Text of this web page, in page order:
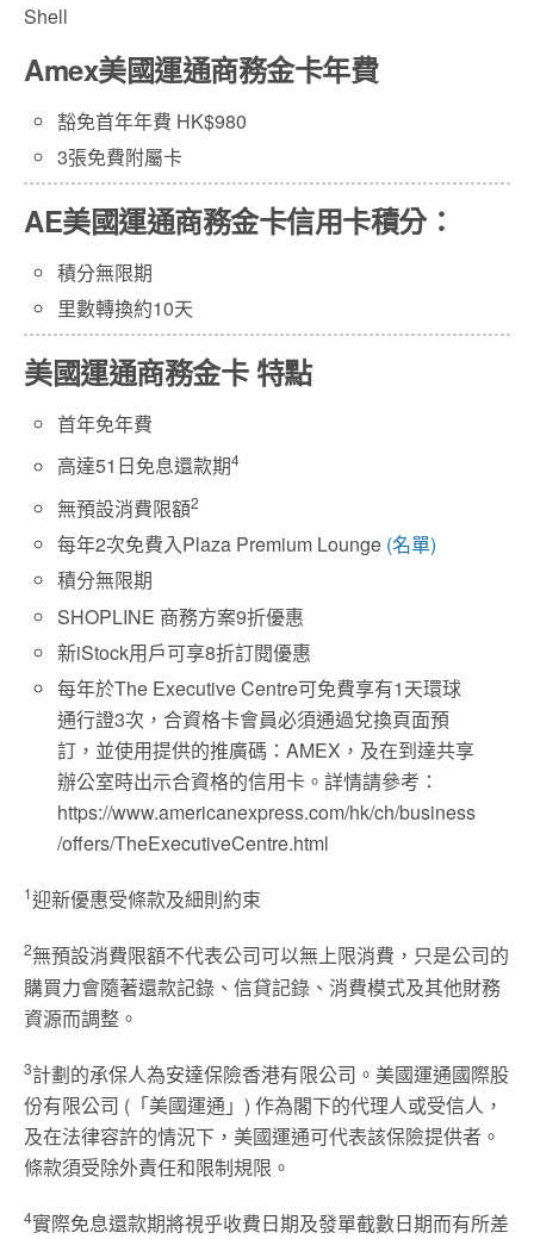
Shell
Amex美國運通商務金卡年費
豁免首年年費 HK$980
3張免費附屬卡
AE美國運通商務金卡信用卡積分：
積分無限期
里數轉換約10天
美國運通商務金卡 特點
首年免年費
高達51日免息還款期4
無預設消費限額2
每年2次免費入Plaza Premium Lounge (名單)
積分無限期
SHOPLINE 商務方案9折優惠
新iStock用戶可享8折訂閱優惠
每年於The Executive Centre可免費享有1天環球
通行證3次，合資格卡會員必須通過兌換頁面預
訂，並使用提供的推廣碼：AMEX，及在到達共享
辦公室時出示合資格的信用卡。詳情請參考：
https://www.americanexpress.com/hk/ch/business
/offers/TheExecutiveCentre.html
1迎新優惠受條款及細則約束
2無預設消費限額不代表公司可以無上限消費，只是公司的
購買力會隨著還款記錄、信貸記錄、消費模式及其他財務
資源而調整。
3計劃的承保人為安達保險香港有限公司。美國運通國際股
份有限公司 (「美國運通」) 作為閣下的代理人或受信人，
及在法律容許的情況下，美國運通可代表該保險提供者。
條款須受除外責任和限制規限。
4實際免息還款期將視乎收費日期及發單截數日期而有所差